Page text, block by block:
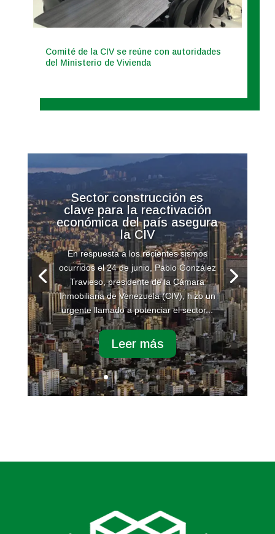
Comité de la CIV se reúne con autoridades
del Ministerio de Vivienda
Sector construcción es
clave para la reactivación
económica del país asegura
la CIV
En respuesta a los recientes sismos
ocurridos el 24 de junio, Pablo González
Travieso, presidente de la Cámara
Inmobiliaria de Venezuela (CIV), hizo un
urgente llamado a potenciar el sector...
Leer más